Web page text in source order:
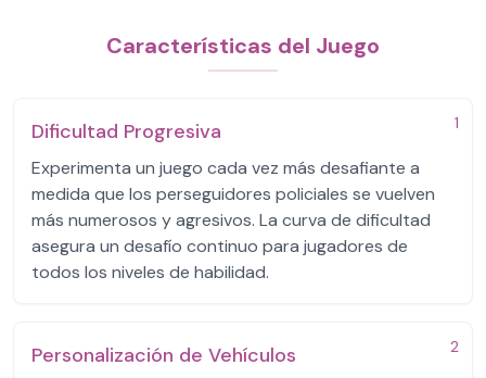
Características del Juego
1
Dificultad Progresiva
Experimenta un juego cada vez más desafiante a
medida que los perseguidores policiales se vuelven
más numerosos y agresivos. La curva de dificultad
asegura un desafío continuo para jugadores de
todos los niveles de habilidad.
2
Personalización de Vehículos